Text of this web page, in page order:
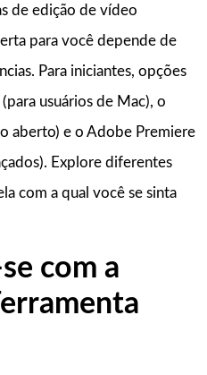
de edição de vídeo
para você depende de
Para iniciantes, opções
usuários de Mac), o
aberto) e o Adobe Premiere
Explore diferentes
com a qual você se sinta
com a